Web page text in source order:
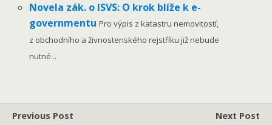
Novela zák. o ISVS: O krok blíže k e-
governmentuPro výpis z katastru nemovitostí,
z obchodního a živnostenského rejstříku již nebude
nutné...
Previous Post
Next Post